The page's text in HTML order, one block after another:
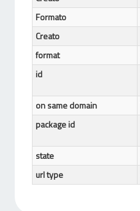
Formato
Creato
format
id
on same domain
package id
state
url type